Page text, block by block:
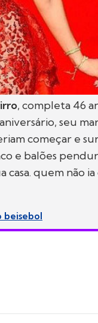
, completa 46
seu
começar e
e balões
quem não
beisebol